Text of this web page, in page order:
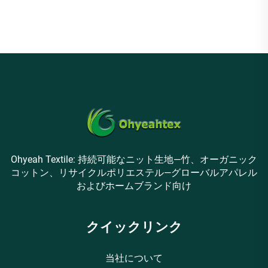
Ohyeah Textile: 持続可能なニット生地—竹、オーガニック
コットン、リサイクルポリエステル—グローバルアパレル
およびホームブランド向け
クイックリンク
当社について